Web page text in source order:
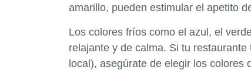
amarillo, pueden estimular el apetito
Los colores fríos como el azul, el
relajante y de calma. Si tu
local), asegúrate de elegir los colores